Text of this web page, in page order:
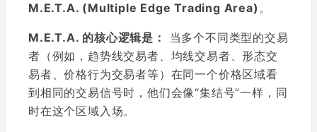
M.E.T.A. (Multiple Edge Trading Area) 。
M.E.T.A. 的核心逻辑是：
当多个不同类型的交易
者（例如，趋势线交易者、均线交易者、形态交
易者、价格行为交易者等）在同一个价格区域看
到相同的交易信号时，他们会像“集结号”一样，同
时在这个区域入场。